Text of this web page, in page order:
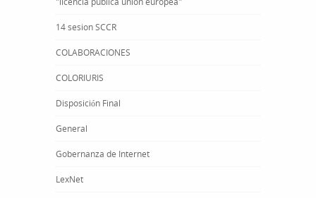
14 sesion SCCR
COLABORACIONES
COLORIURIS
Disposición Final
General
Gobernanza de Internet
LexNet